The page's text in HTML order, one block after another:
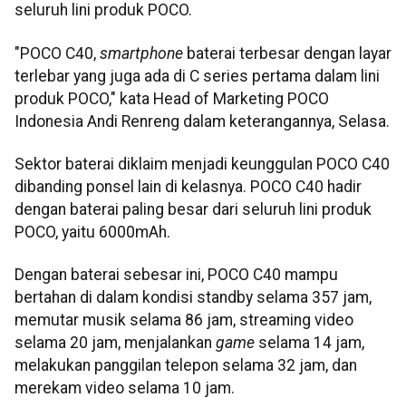
seluruh lini produk POCO.
"POCO C40, smartphone baterai terbesar dengan layar
terlebar yang juga ada di C series pertama dalam lini
produk POCO," kata Head of Marketing POCO
Indonesia Andi Renreng dalam keterangannya, Selasa.
Sektor baterai diklaim menjadi keunggulan POCO C40
dibanding ponsel lain di kelasnya. POCO C40 hadir
dengan baterai paling besar dari seluruh lini produk
POCO, yaitu 6000mAh.
Dengan baterai sebesar ini, POCO C40 mampu
bertahan di dalam kondisi standby selama 357 jam,
memutar musik selama 86 jam, streaming video
selama 20 jam, menjalankan game selama 14 jam,
melakukan panggilan telepon selama 32 jam, dan
merekam video selama 10 jam.